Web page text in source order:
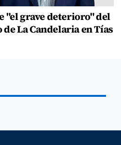
"el grave deterioro" del
La Candelaria en Tías